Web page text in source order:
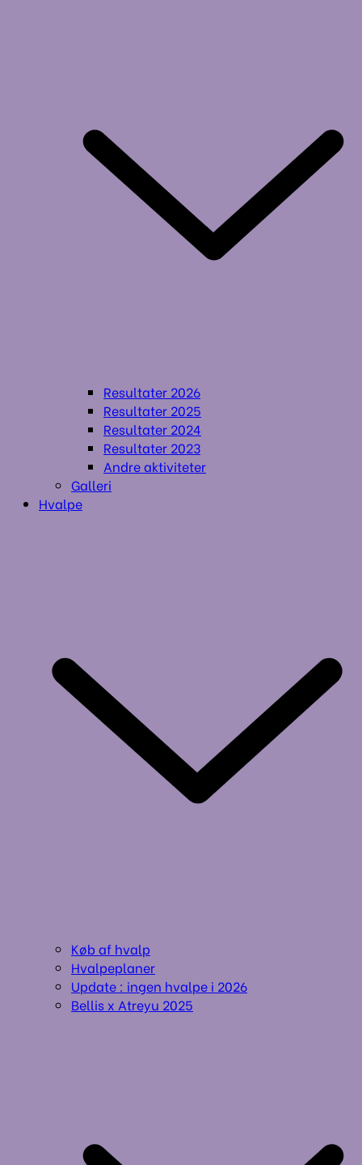
Resultater 2026
Resultater 2025
Resultater 2024
Resultater 2023
Andre aktiviteter
Galleri
Hvalpe
Køb af hvalp
Hvalpeplaner
Update : ingen hvalpe i 2026
Bellis x Atreyu 2025